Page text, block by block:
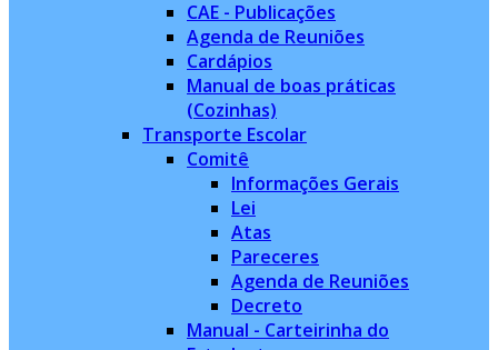
CAE - Publicações
Agenda de Reuniões
Cardápios
Manual de boas práticas
(Cozinhas)
Transporte Escolar
Comitê
Informações Gerais
Lei
Atas
Pareceres
Agenda de Reuniões
Decreto
Manual - Carteirinha do